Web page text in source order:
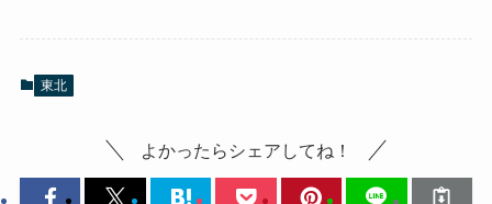
東北
よかったらシェアしてね！